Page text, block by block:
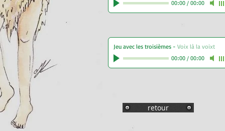
00:00 / 00:00
Jeu avec les troisièmes - Voix là la voixt
00:00 / 00:00
retour